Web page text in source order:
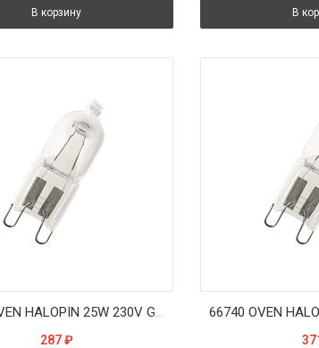
В корзину В
66725 OVEN HALOPIN 25W 230V G9 300°C прозрачная - галог. лампа для печи OSRAM
287 ₽